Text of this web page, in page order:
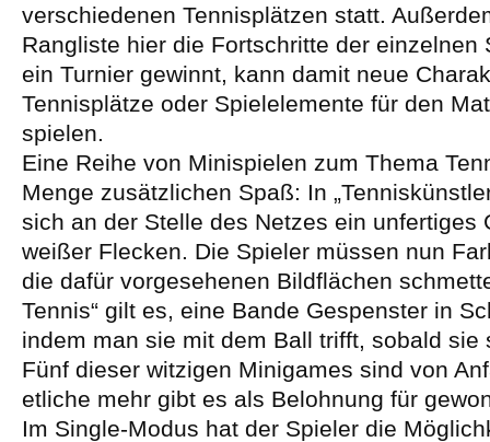
verschiedenen Tennisplätzen statt.
Rangliste hier die Fortschritte der einzelnen
ein Turnier gewinnt, kann damit neue
Tennisplätze oder Spielelemente für den
spielen.
Eine Reihe von Minispielen zum Thema
Menge zusätzlichen Spaß: In
sich an der Stelle des Netzes ein unfertiges
weißer Flecken. Die Spieler müssen nun
die dafür vorgesehenen Bildflächen
Tennis“ gilt es, eine Bande Gespenster in
indem man sie mit dem Ball trifft, sobald sie
Fünf dieser witzigen Minigames sind von
etliche mehr gibt es als Belohnung für
Im Single-Modus hat der Spieler die